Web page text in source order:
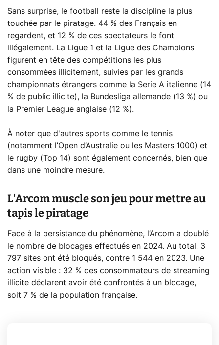
Sans surprise, le football reste la discipline la plus
touchée par le piratage. 44 % des Français en
regardent, et 12 % de ces spectateurs le font
illégalement. La Ligue 1 et la Ligue des Champions
figurent en tête des compétitions les plus
consommées illicitement, suivies par les grands
championnats étrangers comme la Serie A italienne (14
% de public illicite), la Bundesliga allemande (13 %) ou
la Premier League anglaise (12 %).
À noter que d'autres sports comme le tennis
(notamment l’Open d’Australie ou les Masters 1000) et
le rugby (Top 14) sont également concernés, bien que
dans une moindre mesure.
L'Arcom muscle son jeu pour mettre au
tapis le piratage
Face à la persistance du phénomène, l’Arcom a doublé
le nombre de blocages effectués en 2024. Au total, 3
797 sites ont été bloqués, contre 1 544 en 2023. Une
action visible : 32 % des consommateurs de streaming
illicite déclarent avoir été confrontés à un blocage,
soit 7 % de la population française.